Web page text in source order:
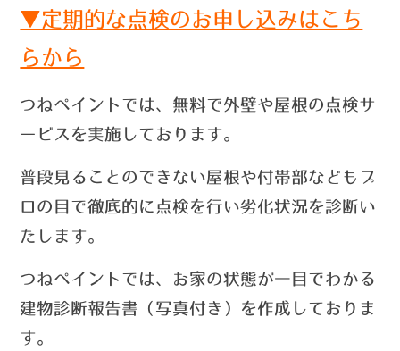
▼定期的な点検のお申し込みはこち
らから
つねペイントでは、無料で外壁や屋根の点検サ
ービスを実施しております。
普段見ることのできない屋根や付帯部などもプ
ロの目で徹底的に点検を行い劣化状況を診断い
たします。
つねペイントでは、お家の状態が一目でわかる
建物診断報告書（写真付き）を作成しておりま
す。